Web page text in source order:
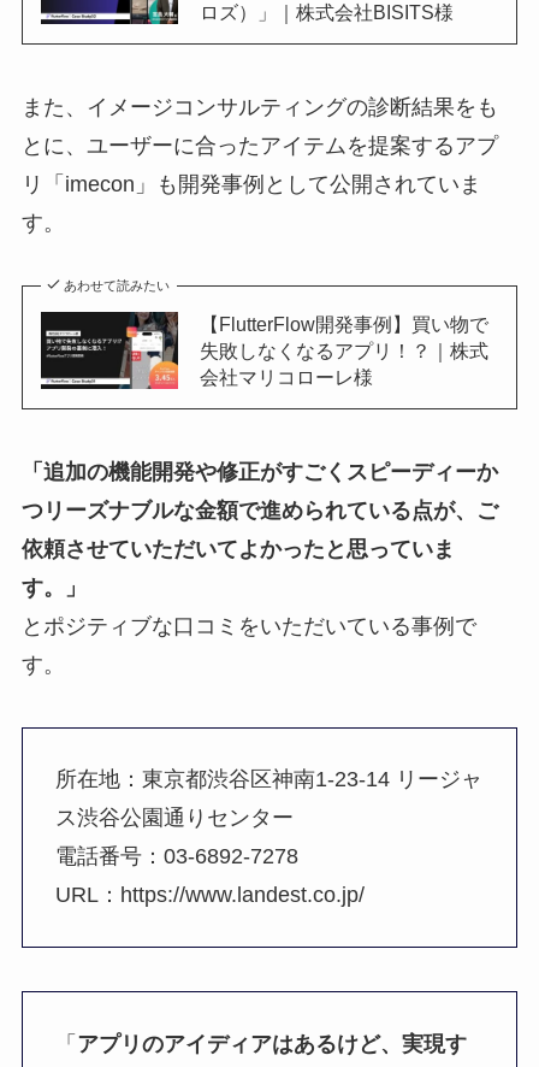
ロズ）」｜株式会社BISITS様
また、イメージコンサルティングの診断結果をも
とに、ユーザーに合ったアイテムを提案するアプ
リ「imecon」も開発事例として公開されていま
す。
あわせて読みたい
【FlutterFlow開発事例】買い物で
失敗しなくなるアプリ！？｜株式
会社マリコローレ様
「追加の機能開発や修正がすごくスピーディーか
つリーズナブルな金額で進められている点が、ご
依頼させていただいてよかったと思っていま
す。」
とポジティブな口コミをいただいている事例で
す。
所在地：東京都渋谷区神南1-23-14 リージャ
ス渋谷公園通りセンター
電話番号：03-6892-7278
URL：https://www.landest.co.jp/
「 アプリのアイディアはあるけど、実現す